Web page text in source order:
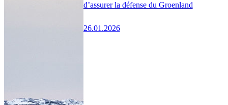
d’assurer la défense du Groenland
26.01.2026